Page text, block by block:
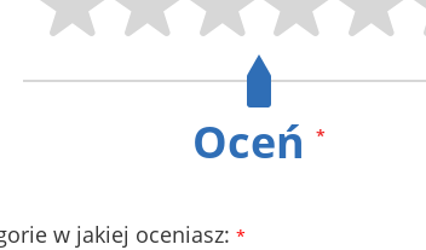
Oceń *
w jakiej oceniasz: *